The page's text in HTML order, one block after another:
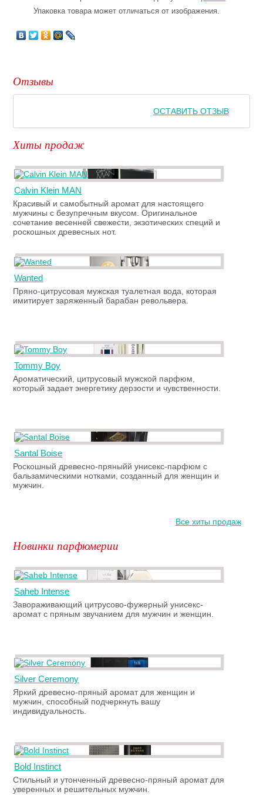
Упаковка товара может отличаться от изображения.
Отзывы
ОСТАВИТЬ ОТЗЫВ
Хиты продаж
Calvin Klein MAN
Красивый и самобытный аромат для настоящего
мужчины с безупречным вкусом. Оригинальное
сочетание весенней свежести, экзотических специй и
роскошных древесных нот.
Wanted
Пряно-цитрусовая мужская туалетная вода, которая
имитирует заряженный барабан револьвера.
Tommy Boy
Ароматический, цитрусовый мужской парфюм,
который задает энергетику дерзости и чувственности.
Santal Boise
Роскошный древесно-пряныйй унисекс-парфюм с
бальзамическими нотками, созданный для женщин и
мужчин.
Все хиты продаж
Новинки парфюмерии
Saheb Intense
Завораживающий цитрусово-фужерный унисекс-
аромат с пряным звучанием для мужчин и женщин.
Silver Ceremony
Яркий древесно-пряный аромат для женщин и
мужчин, способный подчеркнуть вашу
индивидуальность.
Bold Instinct
Стильный и утонченный древесно-пряный аромат для
уверенных и решительных мужчин.